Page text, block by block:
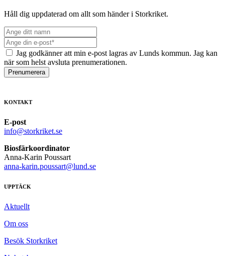
Håll dig uppdaterad om allt som händer i Storkriket.
Jag godkänner att min e-post lagras av Lunds kommun. Jag kan
när som helst avsluta prenumerationen.
Prenumerera
KONTAKT
E-post
info@storkriket.se
Biosfärkoordinator
Anna-Karin Poussart
anna-karin.poussart@lund.se
UPPTÄCK
Aktuellt
Om oss
Besök Storkriket